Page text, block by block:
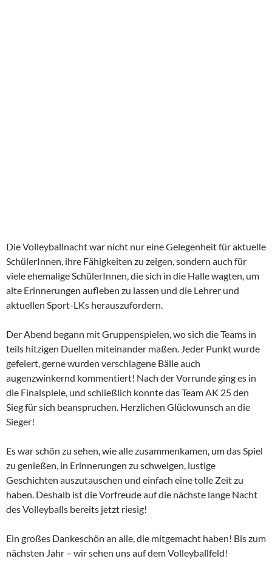
Die Volleyballnacht war nicht nur eine Gelegenheit für aktuelle
SchülerInnen, ihre Fähigkeiten zu zeigen, sondern auch für
viele ehemalige SchülerInnen, die sich in die Halle wagten, um
alte Erinnerungen aufleben zu lassen und die Lehrer und
aktuellen Sport-LKs herauszufordern.
Der Abend begann mit Gruppenspielen, wo sich die Teams in
teils hitzigen Duellen miteinander maßen. Jeder Punkt wurde
gefeiert, gerne wurden verschlagene Bälle auch
augenzwinkernd kommentiert! Nach der Vorrunde ging es in
die Finalspiele, und schließlich konnte das Team AK 25 den
Sieg für sich beanspruchen. Herzlichen Glückwunsch an die
Sieger!
Es war schön zu sehen, wie alle zusammenkamen, um das Spiel
zu genießen, in Erinnerungen zu schwelgen, lustige
Geschichten auszutauschen und einfach eine tolle Zeit zu
haben. Deshalb ist die Vorfreude auf die nächste lange Nacht
des Volleyballs bereits jetzt riesig!
Ein großes Dankeschön an alle, die mitgemacht haben! Bis zum
nächsten Jahr – wir sehen uns auf dem Volleyballfeld!